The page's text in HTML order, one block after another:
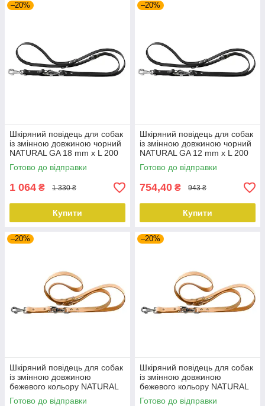
–20%
Шкіряний повідець для собак
із змінною довжиною чорний
NATURAL GA 18 mm x L 200
cm
Готово до відправки
1 064 ₴ 1 330 ₴
Купити
–20%
Шкіряний повідець для собак
із змінною довжиною чорний
NATURAL GA 12 mm x L 200
cm
Готово до відправки
754,40 ₴ 943 ₴
Купити
–20%
Шкіряний повідець для собак
із змінною довжиною
бежевого кольору NATURAL
GA 12 mm x L 200 cm
Готово до відправки
–20%
Шкіряний повідець для собак
із змінною довжиною
бежевого кольору NATURAL
GA 18 mm x L 200 cm
Готово до відправки